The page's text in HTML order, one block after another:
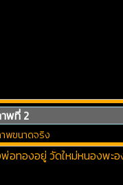
พที่ 2
พขนาดจริง